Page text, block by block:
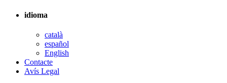
idioma
català
español
English
Contacte
Avís Legal